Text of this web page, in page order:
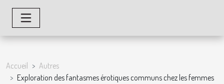
Accueil
Autres
Exploration des fantasmes érotiques communs chez les femmes